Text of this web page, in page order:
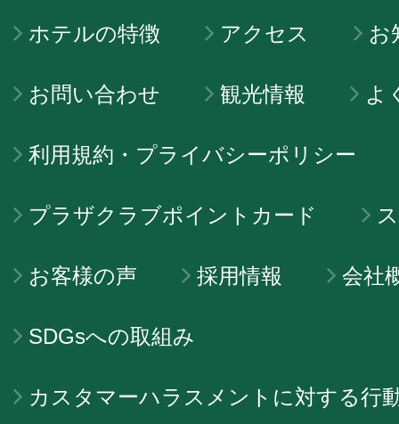
ホテルの特徴 アクセス お
お問い合わせ 観光情報 よ
利用規約・プライバシーポリシー
プラザクラブポイントカード
お客様の声 採用情報 会社
SDGsへの取組み
カスタマーハラスメントに対する行